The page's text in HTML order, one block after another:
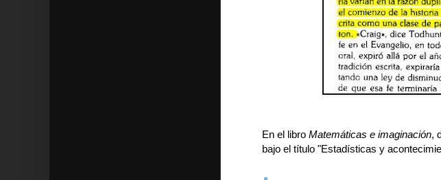
En el libro Matemáticas e imaginación,
bajo el título "Estadísticas y